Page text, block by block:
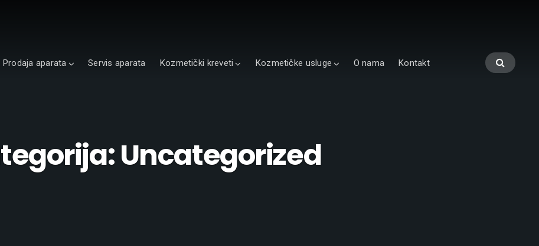
Prodaja aparata Servis aparata Kozmetički kreveti Kozmetičke usluge O nama Kontakt
Uncategorized